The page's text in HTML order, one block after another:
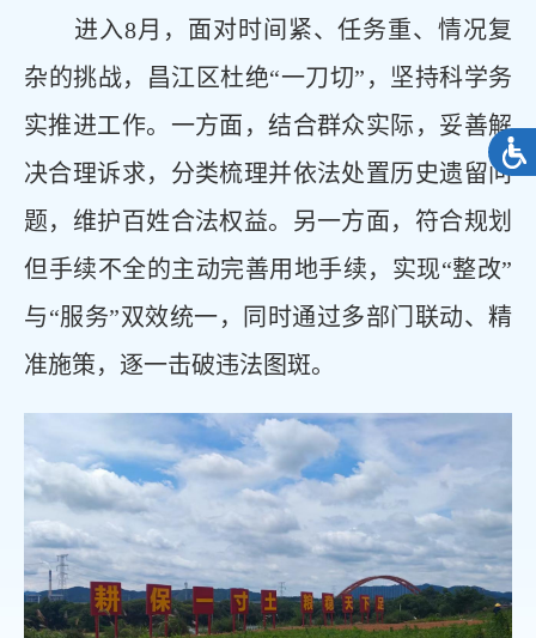
进入8月，面对时间紧、任务重、情况复
杂的挑战，昌江区杜绝“一刀切”，坚持科学务
实推进工作。一方面，结合群众实际，妥善解
决合理诉求，分类梳理并依法处置历史遗留问
题，维护百姓合法权益。另一方面，符合规划
但手续不全的主动完善用地手续，实现“整改”
与“服务”双效统一，同时通过多部门联动、精
准施策，逐一击破违法图斑。